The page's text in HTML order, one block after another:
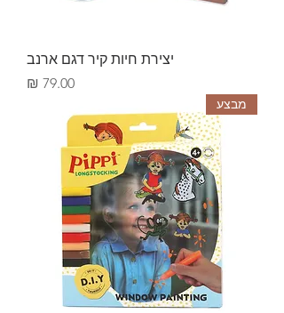
יצירת חיות קיר דגם ארנב
מחיר
מבצע